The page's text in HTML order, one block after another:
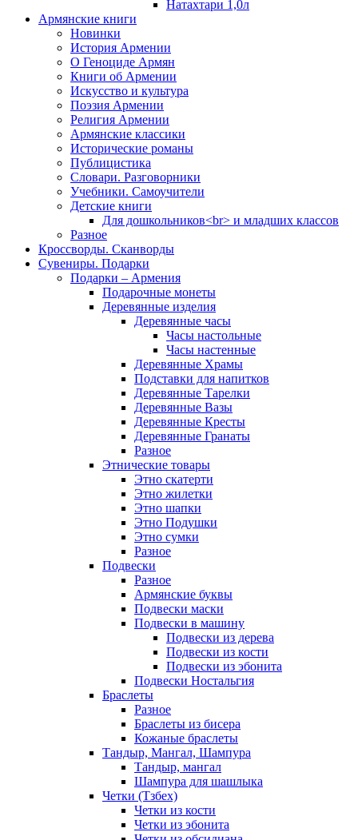
Натахтари 1,0л
Армянские книги
Новинки
История Армении
О Геноциде Армян
Книги об Армении
Иcкусство и культура
Поэзия Армении
Религия Армении
Армянские классики
Исторические романы
Публицистика
Словари. Разговорники
Учебники. Самоучители
Детские книги
Для дошкольников<br> и младших классов
Разное
Кроссворды. Сканворды
Сувениры. Подарки
Подарки – Армения
Подарочные монеты
Деревянные изделия
Деревянные часы
Часы настольные
Часы настенные
Деревянные Храмы
Подставки для напитков
Деревянные Тарелки
Деревянные Вазы
Деревянные Кресты
Деревянные Гранаты
Разное
Этнические товары
Этно скатерти
Этно жилетки
Этно шапки
Этно Подушки
Этно сумки
Разное
Подвески
Разное
Армянские буквы
Подвески маски
Подвески в машину
Подвески из дерева
Подвески из кости
Подвески из эбонита
Подвески Ностальгия
Браслеты
Разное
Браслеты из бисера
Кожаные браслеты
Тандыр, Мангал, Шампура
Тандыр, мангал
Шампура для шашлыка
Четки (Тзбех)
Четки из кости
Четки из эбонита